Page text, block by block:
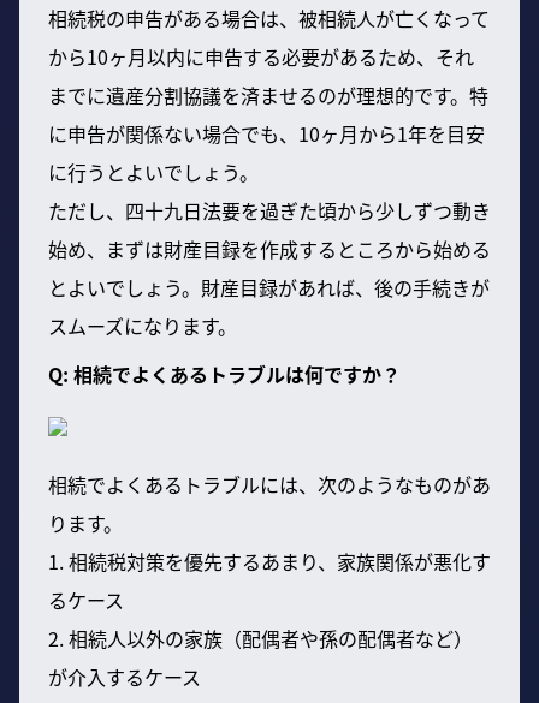
相続税の申告がある場合は、被相続人が亡くなって
から10ヶ月以内に申告する必要があるため、それ
までに遺産分割協議を済ませるのが理想的です。特
に申告が関係ない場合でも、10ヶ月から1年を目安
に行うとよいでしょう。
ただし、四十九日法要を過ぎた頃から少しずつ動き
始め、まずは財産目録を作成するところから始める
とよいでしょう。財産目録があれば、後の手続きが
スムーズになります。
Q: 相続でよくあるトラブルは何ですか？
相続でよくあるトラブルには、次のようなものがあ
ります。
1. 相続税対策を優先するあまり、家族関係が悪化す
るケース
2. 相続人以外の家族（配偶者や孫の配偶者など）
が介入するケース